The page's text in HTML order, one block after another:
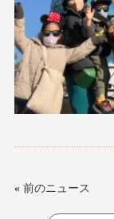
« 前のニュース